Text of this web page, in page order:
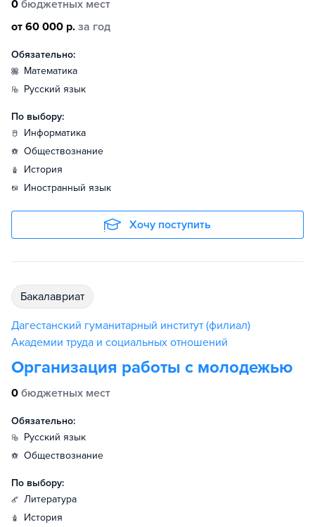
0 бюджетных мест
от 60 000 р. за год
Обязательно:
математика
русский язык
По выбору:
информатика
обществознание
история
иностранный язык
Хочу поступить
бакалавриат
Дагестанский гуманитарный институт (филиал)
Академии труда и социальных отношений
Организация работы с молодежью
0 бюджетных мест
Обязательно:
русский язык
обществознание
По выбору:
литература
история